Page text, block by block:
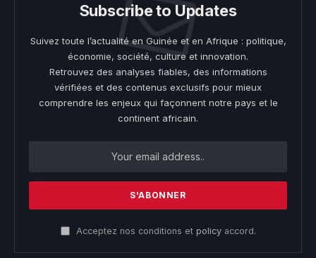
Subscribe to Updates
Suivez toute l’actualité en Guinée et en Afrique : politique,
économie, société, culture et innovation.
Retrouvez des analyses fiables, des informations
vérifiées et des contenus exclusifs pour mieux
comprendre les enjeux qui façonnent notre pays et le
continent africain.
Acceptez nos conditions et policyaccord.